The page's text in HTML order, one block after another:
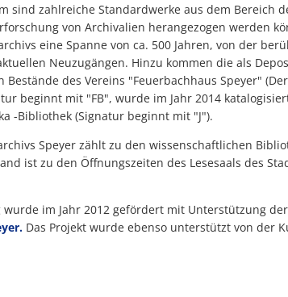
sind zahlreiche Standardwerke aus dem Bereich
von Archivalien herangezogen werden
eine Spanne von ca. 500 Jahren, von der
Neuzugängen. Hinzu kommen die als
des Vereins "Feuerbachhaus Speyer"
beginnt mit "FB", wurde im Jahr 2014
-Bibliothek (Signatur beginnt mit "J").
Speyer zählt zu den wissenschaftlichen
ist zu den Öffnungszeiten des Lesesaals des
wurde im Jahr 2012 gefördert mit Unterstützung der
Das Projekt wurde ebenso unterstützt von der